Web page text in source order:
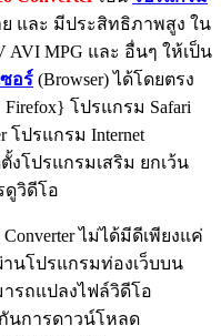
และ มีประสิทธิภาพสูง ใน
AVI MPG และ อื่นๆ ให้เป็น
ซอร์ (Browser) ได้โดยตรง
โปรแกรม Safari
โปรแกรม Internet
งโปรแกรมเสริม ยกเว้น
ดูวิดีโอ
ไม่ได้มีดีเพียงแค่
นโปรแกรมท่องเว็บบน
ารถแปลงไฟล์วิดีโอ
นการดาวน์โหลด